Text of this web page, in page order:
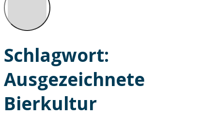
Schlagwort:
Ausgezeichnete
Bierkultur